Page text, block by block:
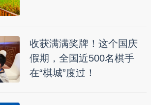
收获满满奖牌！这个国庆
假期，全国近500名棋手
在“棋城”度过！